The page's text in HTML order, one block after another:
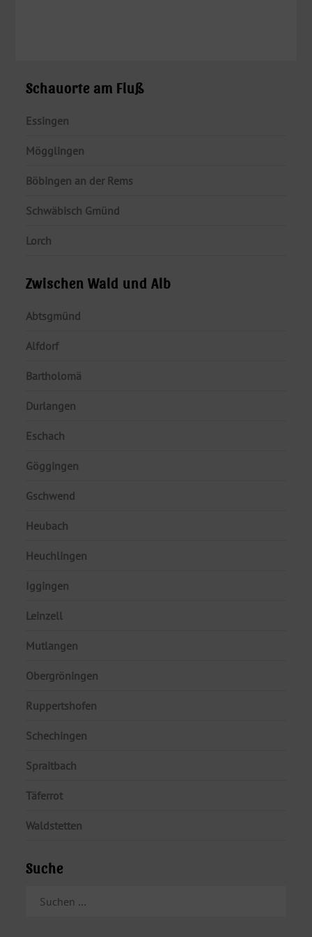
Schauorte am Fluß
Essingen
Mögglingen
Böbingen an der Rems
Schwäbisch Gmünd
Lorch
Zwischen Wald und Alb
Abtsgmünd
Alfdorf
Bartholomä
Durlangen
Eschach
Göggingen
Gschwend
Heubach
Heuchlingen
Iggingen
Leinzell
Mutlangen
Obergröningen
Ruppertshofen
Schechingen
Spraitbach
Täferrot
Waldstetten
Suche